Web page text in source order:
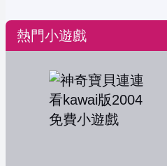
熱門小遊戲